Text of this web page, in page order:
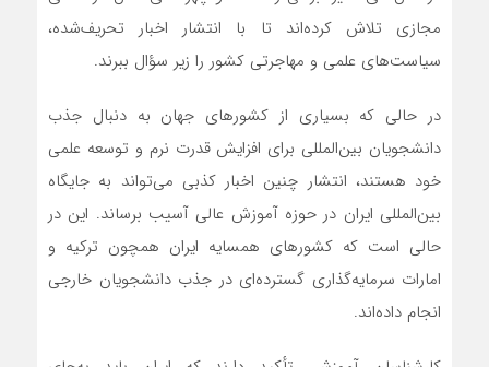
مجازی تلاش کرده‌اند تا با انتشار اخبار تحریف‌شده،
سیاست‌های علمی و مهاجرتی کشور را زیر سؤال ببرند.
در حالی که بسیاری از کشورهای جهان به دنبال جذب
دانشجویان بین‌المللی برای افزایش قدرت نرم و توسعه علمی
خود هستند، انتشار چنین اخبار کذبی می‌تواند به جایگاه
بین‌المللی ایران در حوزه آموزش عالی آسیب برساند. این در
حالی است که کشورهای همسایه ایران همچون ترکیه و
امارات سرمایه‌گذاری گسترده‌ای در جذب دانشجویان خارجی
انجام داده‌اند.